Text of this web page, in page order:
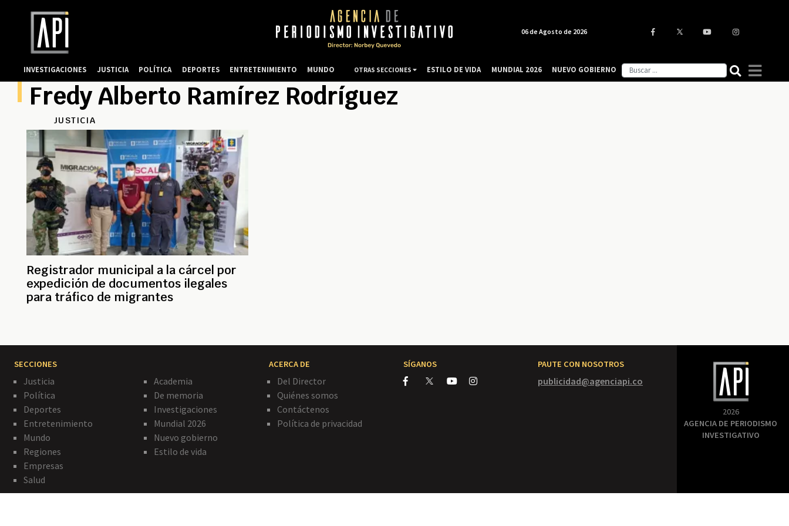
Fredy Alberto Ramírez Rodríguez
JUSTICIA
Registrador municipal a la cárcel por
expedición de documentos ilegales
para tráfico de migrantes
SECCIONES
Justicia
Política
Deportes
Entretenimiento
Mundo
Regiones
Empresas
Salud
Academia
De memoria
Investigaciones
Mundial 2026
Nuevo gobierno
Estilo de vida
ACERCA DE
Del Director
Quiénes somos
Contáctenos
Política de privacidad
SÍGANOS PAUTE CON NOSOTROS
publicidad@agenciapi.co
2026
AGENCIA DE PERIODISMO
INVESTIGATIVO
06 de Agosto de 2026
INVESTIGACIONES JUSTICIA POLÍTICA DEPORTES ENTRETENIMIENTO MUNDO OTRAS SECCIONES ESTILO DE VIDA MUNDIAL 2026 NUEVO GOBIERNO